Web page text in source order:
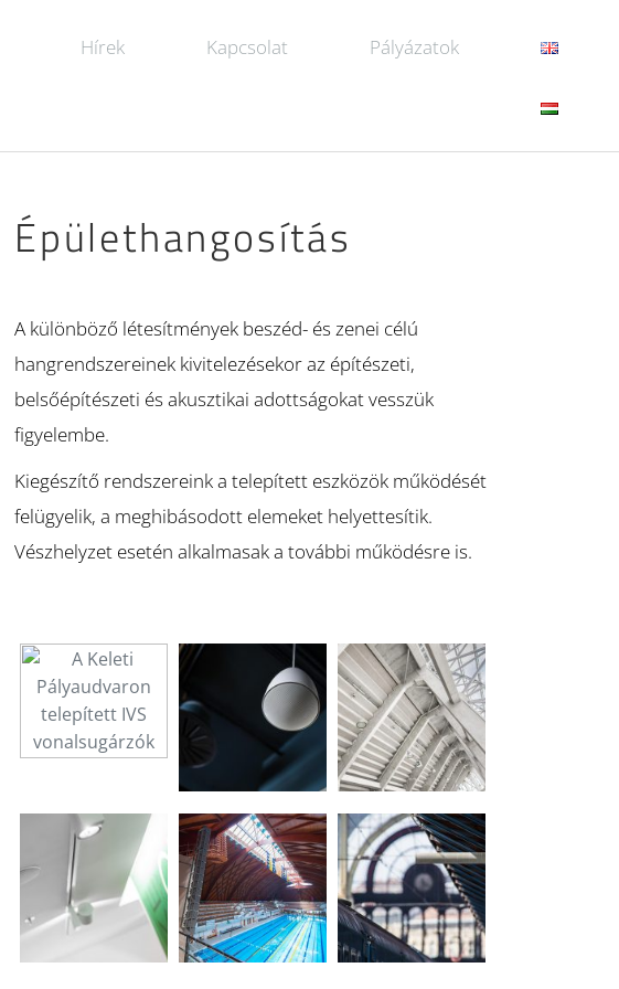
Hírek Kapcsolat Pályázatok
Épülethangosítás
A különböző létesítmények beszéd- és zenei célú
hangrendszereinek kivitelezésekor az építészeti,
belsőépítészeti és akusztikai adottságokat vesszük
figyelembe.
Kiegészítő rendszereink a telepített eszközök működését
felügyelik, a meghibásodott elemeket helyettesítik.
Vészhelyzet esetén alkalmasak a további működésre is.